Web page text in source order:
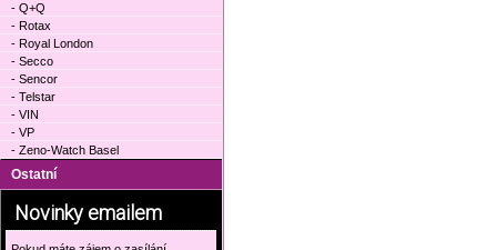
- Q+Q
- Rotax
- Royal London
- Secco
- Sencor
- Telstar
- VIN
- VP
- Zeno-Watch Basel
Ostatní
Novinky emailem